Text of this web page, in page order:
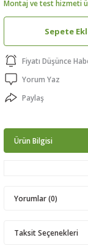
Montaj ve test hizmeti
Sepete
Fiyatı Düşünce
Yorum Yaz
Paylaş
Ürün Bilgisi
Yorumlar (0)
Taksit Seçenekleri